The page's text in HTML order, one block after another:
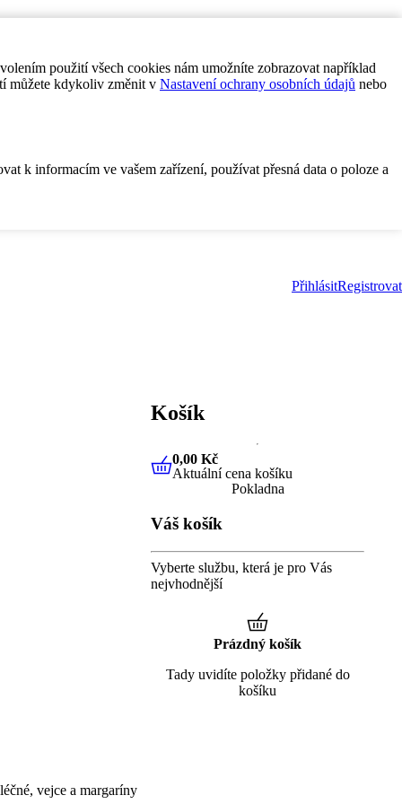
použití všech cookies nám umožníte zobrazovat například
můžete kdykoliv změnit v Nastavení ochrany osobních údajů nebo
k informacím ve vašem zařízení, používat přesná data o poloze a
PřihlásitRegistrovat
vejce a margaríny
Košík
0,00 KčAktuální cena košíku
0,00 Kč
Aktuální cena košíku
Pokladna
Váš košík
Vyberte službu, která je pro Vás
nejvhodnější
Prázdný košík
Tady uvidíte položky přidané do
košíku